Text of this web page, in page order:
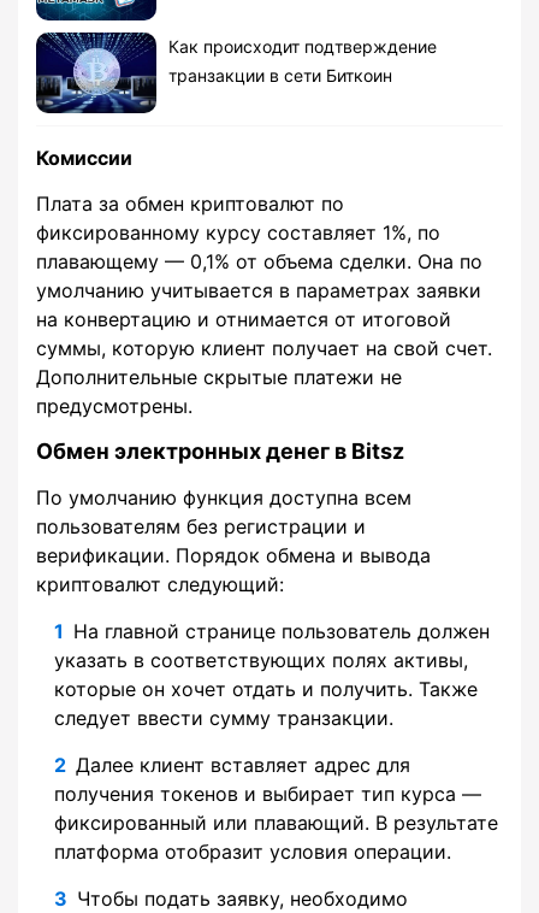
Как происходит подтверждение
транзакции в сети Биткоин
Комиссии
Плата за обмен криптовалют по
фиксированному курсу составляет 1%, по
плавающему — 0,1% от объема сделки. Она по
умолчанию учитывается в параметрах заявки
на конвертацию и отнимается от итоговой
суммы, которую клиент получает на свой счет.
Дополнительные скрытые платежи не
предусмотрены.
Обмен электронных денег в Bitsz
По умолчанию функция доступна всем
пользователям без регистрации и
верификации. Порядок обмена и вывода
криптовалют следующий:
На главной странице пользователь должен
указать в соответствующих полях активы,
которые он хочет отдать и получить. Также
следует ввести сумму транзакции.
Далее клиент вставляет адрес для
получения токенов и выбирает тип курса —
фиксированный или плавающий. В результате
платформа отобразит условия операции.
Чтобы подать заявку, необходимо